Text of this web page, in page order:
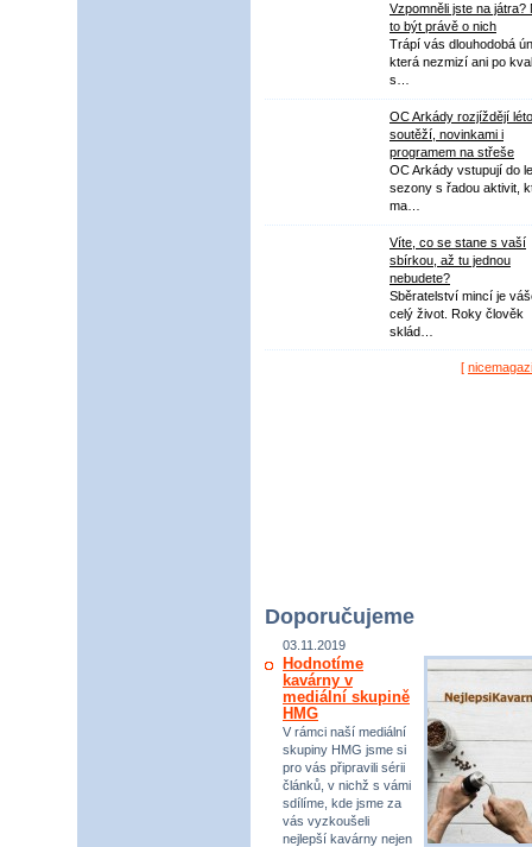
Vzpomněli jste na játra?
to být právě o nich
Trápí vás dlouhodobá
která nezmizí ani po
s…
OC Arkády rozjíždějí léto
soutěží, novinkami i
programem na střeše
OC Arkády vstupují do
sezony s řadou aktivit,
ma…
Víte, co se stane s vaší
sbírkou, až tu jednou
nebudete?
Sběratelství mincí je
celý život. Roky člověk
sklád…
[
Doporučujeme
03.11.2019
Hodnotíme
kavárny v
mediální skupině
HMG
V rámci naší mediální
skupiny HMG jsme si
pro vás připravili sérii
článků, v nichž s vámi
sdílíme, kde jsme za
vás vyzkoušeli
nejlepší kavárny nejen